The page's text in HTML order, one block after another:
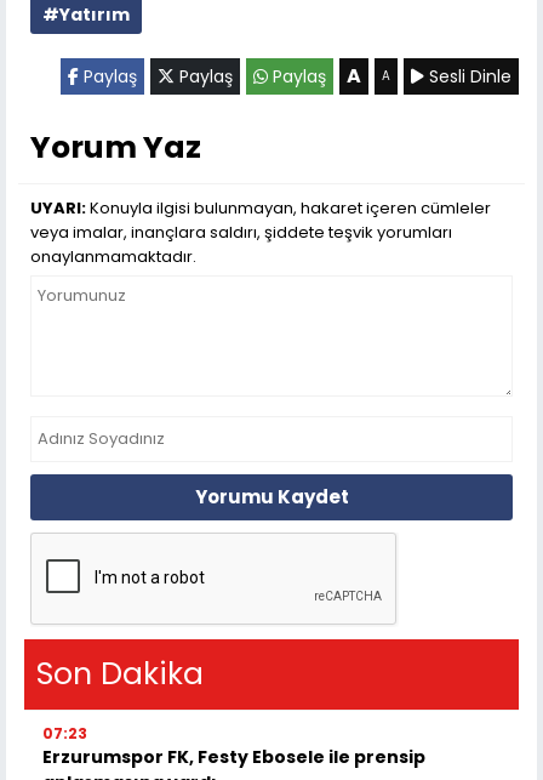
#Yatırım
Paylaş Paylaş Paylaş A A Sesli Dinle
Yorum Yaz
UYARI:Konuyla ilgisi bulunmayan, hakaret içeren cümleler
veya imalar, inançlara saldırı, şiddete teşvik yorumları
onaylanmamaktadır.
Yorumu Kaydet
Son Dakika
07:23
Erzurumspor FK, Festy Ebosele ile prensip